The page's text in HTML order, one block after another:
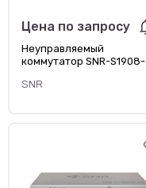
Цена по запросу
Неуправляемый
коммутатор SNR-S1908-
SNR